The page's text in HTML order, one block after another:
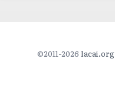
©2011-2026 lacai.org